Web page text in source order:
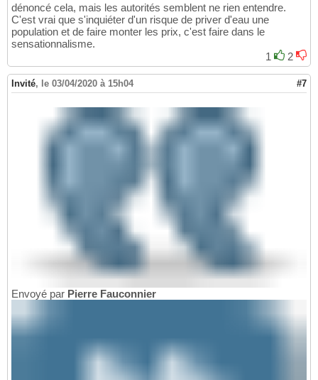
dénoncé cela, mais les autorités semblent ne rien entendre.
C'est vrai que s'inquiéter d'un risque de priver d'eau une
population et de faire monter les prix, c'est faire dans le
sensationnalisme.
1
2
Invité, le 03/04/2020 à 15h04 #7
Envoyé par Pierre Fauconnier